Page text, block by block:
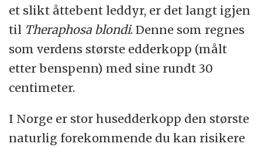
et slikt åttebent leddyr, er det langt igjen
til Theraphosa blondi. Denne som regnes
som verdens største edderkopp (målt
etter benspenn) med sine rundt 30
centimeter.
I Norge er stor husedderkopp den største
naturlig forekommende du kan risikere